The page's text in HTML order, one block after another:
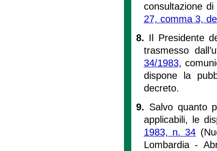
consultazione
27, comma 3,
8. Il Presidente
trasmesso
34/1983,
dispone la
decreto.
9. Salvo quanto
applicabili, le
1983, n. 34
Lombardia -